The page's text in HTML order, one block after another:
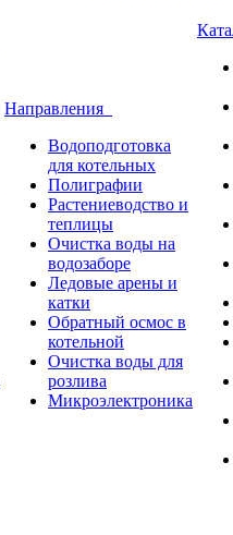
Направления
Водоподготовка
для котельных
Полиграфии
Растениеводство и
теплицы
Очистка воды на
водозаборе
Ледовые арены и
катки
Обратный осмос в
котельной
Очистка воды для
розлива
Микроэлектроника